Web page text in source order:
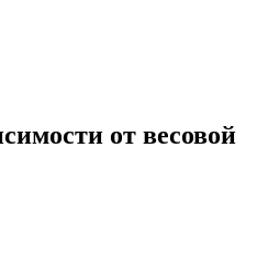
от весовой